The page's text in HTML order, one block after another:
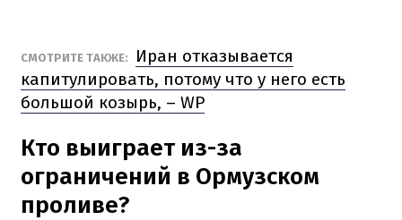
СМОТРИТЕ ТАКЖЕ:
Иран отказывается
капитулировать, потому что у него есть
большой козырь, – WP
Кто выиграет из-за
ограничений в Ормузском
проливе?